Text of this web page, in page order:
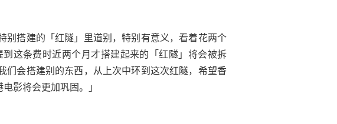
别搭建的「红隧」里道别，特别有意义，看着花两个
这条费时近两个月才搭建起来的「红隧」将会被拆
们会搭建别的东西，从上次中环到这次红隧，希望香
影将会更加巩固。」